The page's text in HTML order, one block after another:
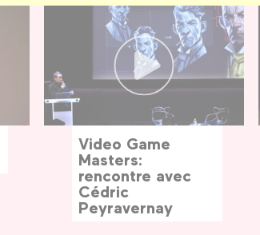
Video Game
Masters:
rencontre avec
Cédric
Peyravernay